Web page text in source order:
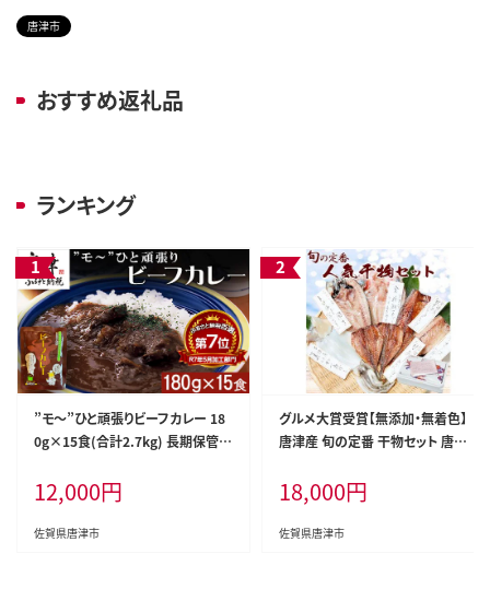
唐津市
おすすめ返礼品
ランキング
”モ～”ひと頑張りビーフカレー 18
0g×15食(合計2.7kg) 長期保管
12,000円
佐賀県唐津市
グルメ大賞受賞【無添加・無着色】
唐津産 旬の定番 干物セット 唐津
みりん 金時鯛一夜干し(旬の白身
魚干物) 呼子イカ スルメイカ一夜
干し トロあじ開き 6種8尾
18,000円
佐賀県唐津市